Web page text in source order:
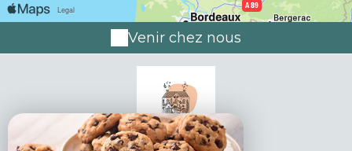
Venir chez nous